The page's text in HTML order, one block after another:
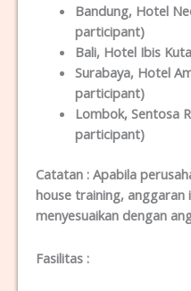
Bandung, Hotel
participant)
Bali, Hotel Ibis
Surabaya, Hotel
participant)
Lombok, Sentosa
participant)
Catatan : Apabila
house training, anggaran
menyesuaikan dengan
Fasilitas :